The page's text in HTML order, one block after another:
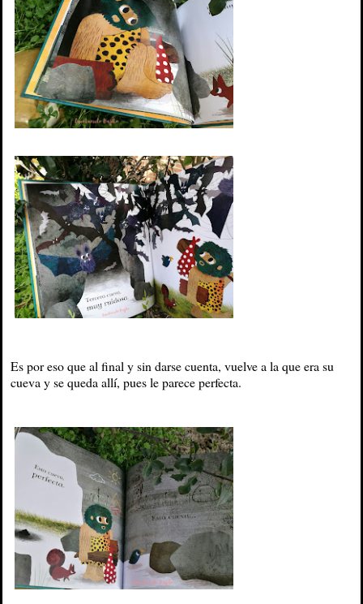
Es por eso que al final y sin darse cuenta, vuelve a la que era su
cueva y se queda allí, pues le parece perfecta.